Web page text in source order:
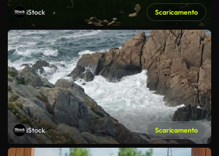
iStock Scaricamento
iStock Scaricamento